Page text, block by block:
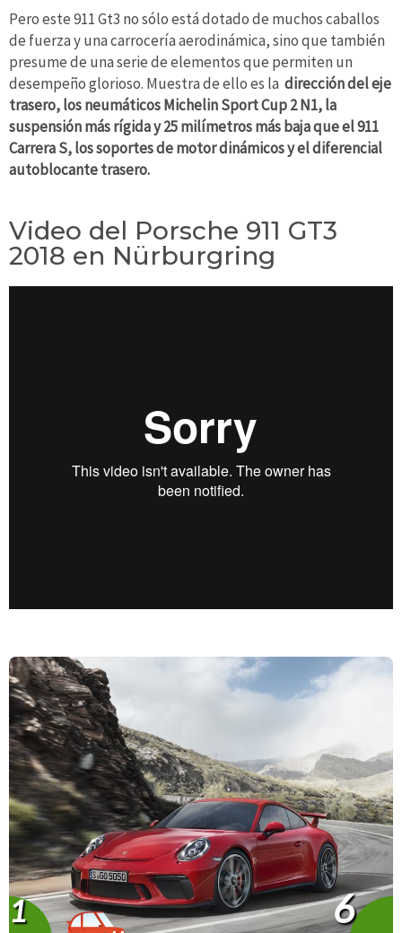
Pero este 911 Gt3 no sólo está dotado de muchos caballos
de fuerza y una carrocería aerodinámica, sino que también
presume de una serie de elementos que permiten un
desempeño glorioso. Muestra de ello es la dirección del eje
trasero, los neumáticos Michelin Sport Cup 2 N1, la
suspensión más rígida y 25 milímetros más baja que el 911
Carrera S, los soportes de motor dinámicos y el diferencial
autoblocante trasero.
Video del Porsche 911 GT3
2018 en Nürburgring
1 6